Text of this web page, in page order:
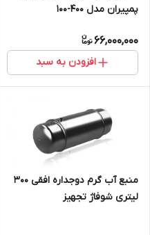
پمپیران مدل 400-100
66,000,000
افزودن به سبد
منبع آب گرم دوجداره افقی 300
لیتری شوفاژ تجهیز